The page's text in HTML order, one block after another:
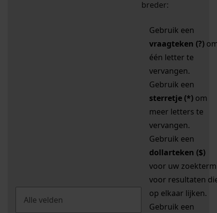
breder:
Gebruik een
vraagteken (?)
één letter te
vervangen.
Gebruik een
sterretje (*) om
meer letters te
vervangen.
Gebruik een
dollarteken ($)
voor uw zoekterm
voor resultaten
op elkaar lijken.
Gebruik een